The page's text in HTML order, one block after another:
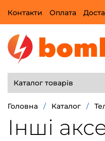
Контакти Оплата
Каталог товарів
Головна / Каталог /
Інші